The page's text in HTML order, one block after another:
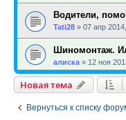
Водители,
Tati28 » 07 апр
Шиномонтаж.
алиска » 12 ноя
Новая тема
Вернуться к списку